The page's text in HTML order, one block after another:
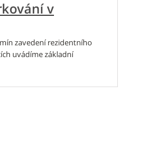
v
zavedení rezidentního
uvádíme základní